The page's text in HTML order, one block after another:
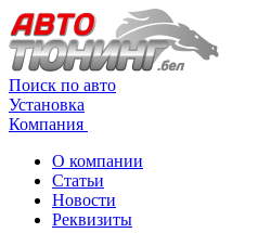
Поиск по авто
Установка
Компания
О компании
Статьи
Новости
Реквизиты